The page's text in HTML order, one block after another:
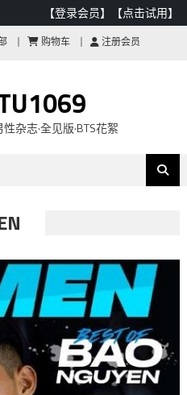
【登录会员】 【点击试用】
购物车 注册会员
杂志·全见版·BTS花絮